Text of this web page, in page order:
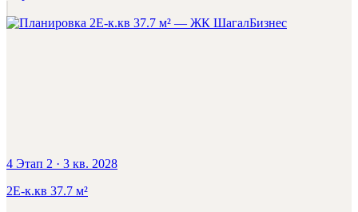
Бизнес
4 Этап 2 · 3 кв. 2028
2Е-к.кв 37.7 м²